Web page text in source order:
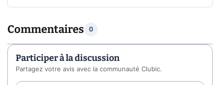
Commentaires 0
Participer à la discussion
Partagez votre avis avec la communauté Clubic.